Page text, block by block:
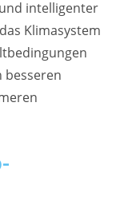
intelligenter
Klimasystem
besseren